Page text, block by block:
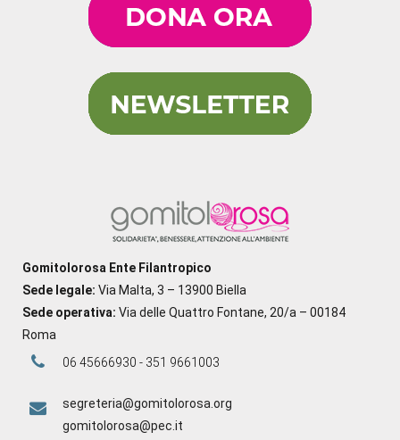
Gomitolorosa Ente Filantropico
Sede legale: Via Malta, 3 – 13900 Biella
Sede operativa: Via delle Quattro Fontane, 20/a – 00184
Roma
06 45666930 - 351 9661003
segreteria@gomitolorosa.org
gomitolorosa@pec.it